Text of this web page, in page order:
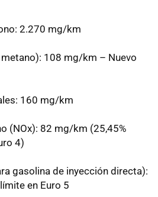
2.270 mg/km
108 mg/km – Nuevo
160 mg/km
(NOx): 82 mg/km (25,45%
4)
gasolina de inyección directa):
en Euro 5